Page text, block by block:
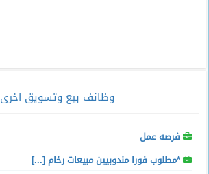
وظائف بيع وتسويق اخرى
فرصه عمل
*مطلوب فورا مندوبيين مبيعات رخام [...]